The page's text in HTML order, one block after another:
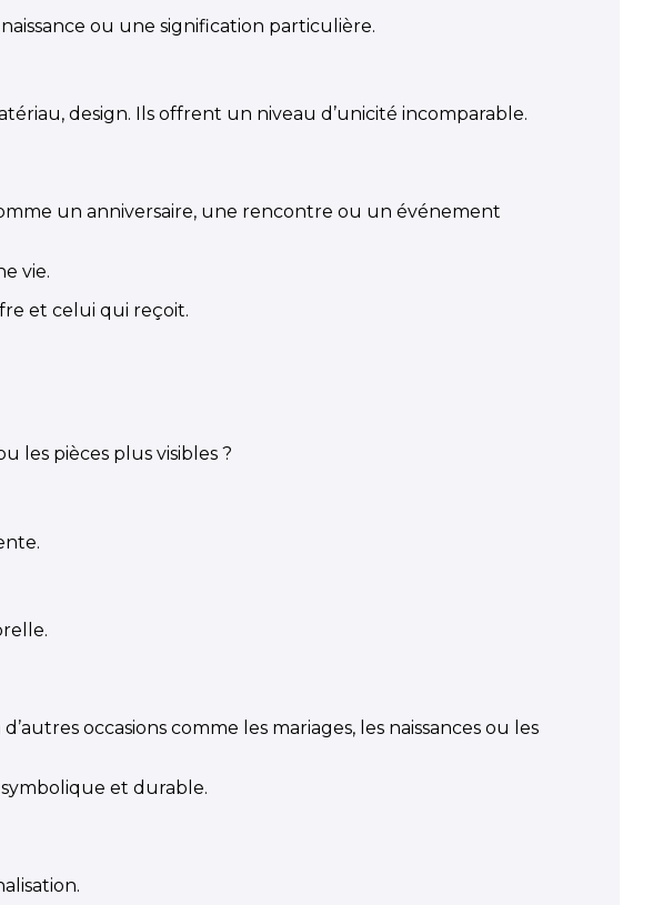
ou une signification particulière.
design. Ils offrent un niveau d’unicité incomparable.
un anniversaire, une rencontre ou un événement
vie.
et celui qui reçoit.
les pièces plus visibles ?
occasions comme les mariages, les naissances ou les
et durable.